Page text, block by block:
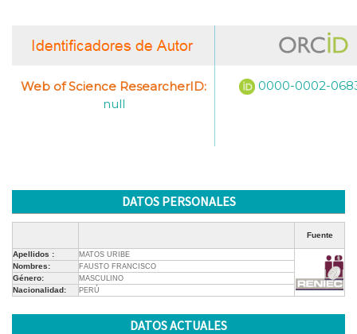
Web of Science ResearcherID:
null
0000-0002-
DATOS PERSONALES
Fuente
Apellidos : MATOS URIBE
Nombres: FAUSTO FRANCISCO
Género: MASCULINO
Nacionalidad: PERÚ
DATOS ACTUALES